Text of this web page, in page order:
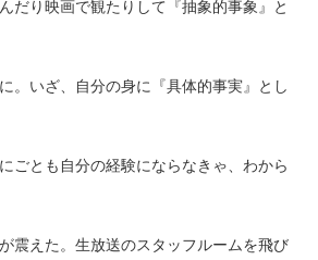
だり映画で観たりして『抽象的事象』と
。いざ、自分の身に『具体的事実』とし
ごとも自分の経験にならなきゃ、わから
震えた。生放送のスタッフルームを飛び